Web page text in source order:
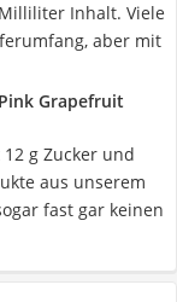
Inhalt. Viele
aber mit
Grapefruit
g Zucker und
aus unserem
fast gar keinen